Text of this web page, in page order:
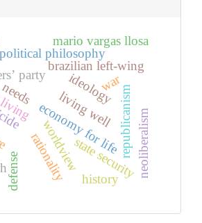
living well
worldview
rationality
economy for life
party
brazilian left-wing
ideology
state security
defense
war
republicanism
political philosophy
neoliberalism
needs
mario vargas llosa
history